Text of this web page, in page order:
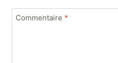
Commentaire *